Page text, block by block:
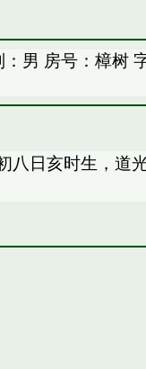
：男 房号：樟树
八日亥时生，道